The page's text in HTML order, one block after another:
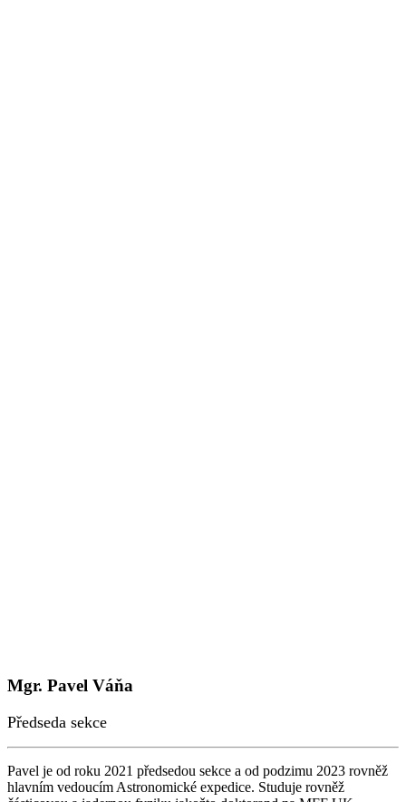
Mgr. Pavel Váňa
Předseda sekce
Pavel je od roku 2021 předsedou sekce a od podzimu 2023 rovněž
hlavním vedoucím Astronomické expedice. Studuje rovněž